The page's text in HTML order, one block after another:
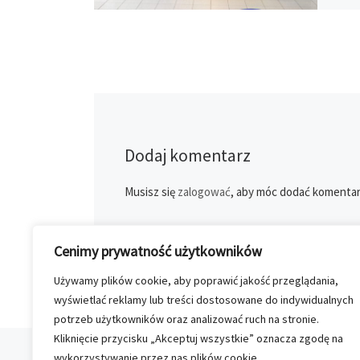
Cenimy prywatność użytkowników
Używamy plików cookie, aby poprawić jakość przeglądania,
wyświetlać reklamy lub treści dostosowane do indywidualnych
potrzeb użytkowników oraz analizować ruch na stronie.
Kliknięcie przycisku „Akceptuj wszystkie” oznacza zgodę na
Dodaj komentarz
Musisz się zalogować, aby móc dodać
Poprzedni post